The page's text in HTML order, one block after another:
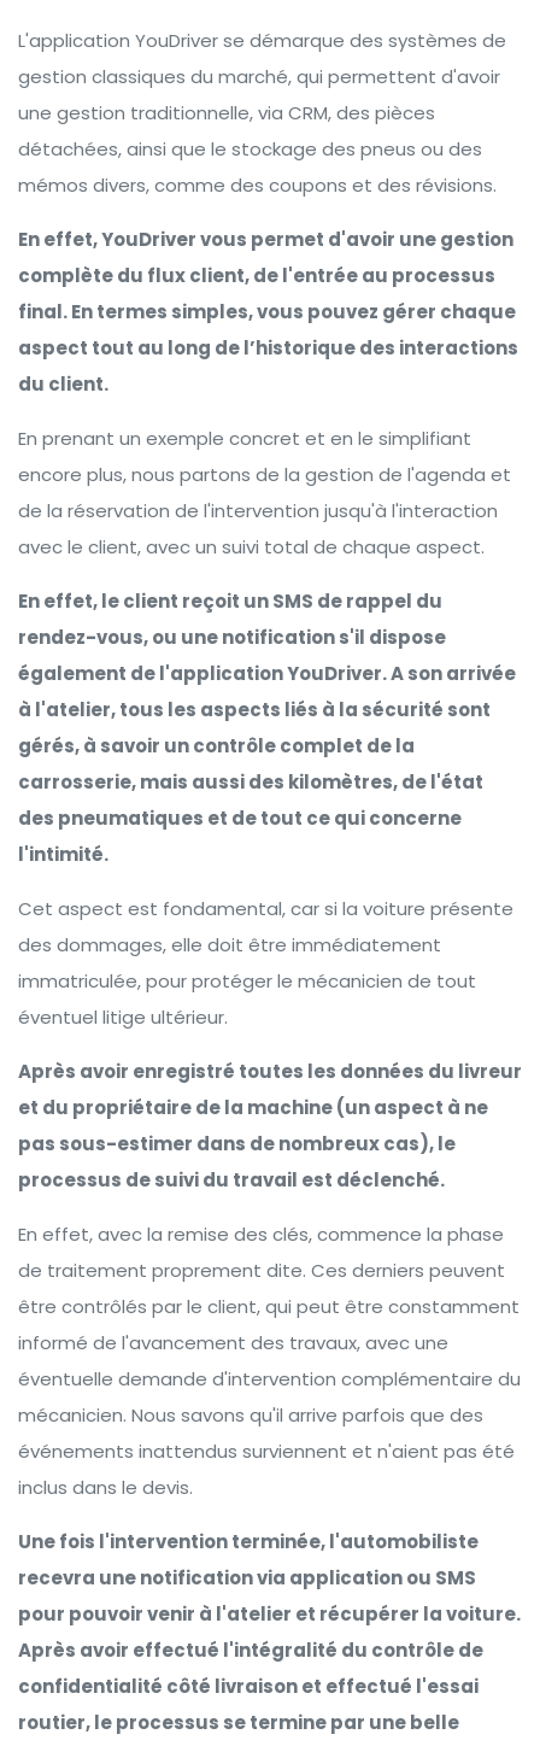
L'application YouDriver se démarque des systèmes de
gestion classiques du marché, qui permettent d'avoir
une gestion traditionnelle, via CRM, des pièces
détachées, ainsi que le stockage des pneus ou des
mémos divers, comme des coupons et des révisions.
En effet, YouDriver vous permet d'avoir une gestion
complète du flux client, de l'entrée au processus
final. En termes simples, vous pouvez gérer chaque
aspect tout au long de l’historique des interactions
du client.
En prenant un exemple concret et en le simplifiant
encore plus, nous partons de la gestion de l'agenda et
de la réservation de l'intervention jusqu'à l'interaction
avec le client, avec un suivi total de chaque aspect.
En effet, le client reçoit un SMS de rappel du
rendez-vous, ou une notification s'il dispose
également de l'application YouDriver. A son arrivée
à l'atelier, tous les aspects liés à la sécurité sont
gérés, à savoir un contrôle complet de la
carrosserie, mais aussi des kilomètres, de l'état
des pneumatiques et de tout ce qui concerne
l'intimité.
Cet aspect est fondamental, car si la voiture présente
des dommages, elle doit être immédiatement
immatriculée, pour protéger le mécanicien de tout
éventuel litige ultérieur.
Après avoir enregistré toutes les données du livreur
et du propriétaire de la machine (un aspect à ne
pas sous-estimer dans de nombreux cas), le
processus de suivi du travail est déclenché.
En effet, avec la remise des clés, commence la phase
de traitement proprement dite. Ces derniers peuvent
être contrôlés par le client, qui peut être constamment
informé de l'avancement des travaux, avec une
éventuelle demande d'intervention complémentaire du
mécanicien. Nous savons qu'il arrive parfois que des
événements inattendus surviennent et n'aient pas été
inclus dans le devis.
Une fois l'intervention terminée, l'automobiliste
recevra une notification via application ou SMS
pour pouvoir venir à l'atelier et récupérer la voiture.
Après avoir effectué l'intégralité du contrôle de
confidentialité côté livraison et effectué l'essai
routier, le processus se termine par une belle